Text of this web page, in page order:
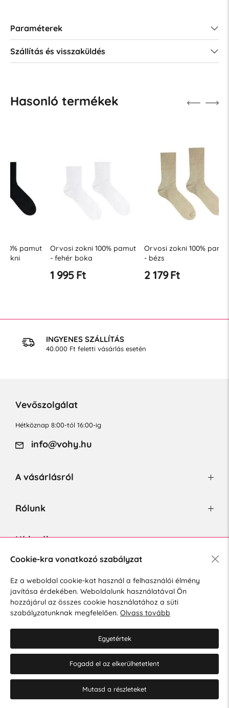
Paraméterek
Szállítás és visszaküldés
Hasonló termékek
Orvosi zokni 100% pamut
- fehér boka
Orvosi zokni 100% pamut
Orvosi
INGYENES SZÁLLÍTÁS
40.000 Ft feletti vásárlás esetén
Vevőszolgálat
Hétköznap 8:00-tól 16:00-ig
info@vohy.hu
A vásárlásról
Rólunk
Hírlevél
Hozzájárulok a személyes adatok marketing célú kezeléséhez.
Személyes adatok védelmére vonatkozó szabályzat.
Cookie-kra vonatkozó szabályzat
Ez a weboldal cookie-kat használ a felhasználói élmény
javítása érdekében. Weboldalunk használatával Ön
hozzájárul az összes cookie használatához a süti
szabályzatunknak megfelelően. Olvass tovább
Egyetértek
Fogadd el az elkerülhetetlent
Mutasd a részleteket